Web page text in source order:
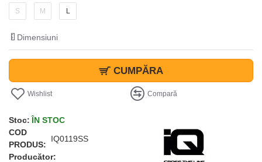
S M L
Dimensiuni
CUMPĂRA
Wishlist Compară
Stoc: ÎN STOC
COD
PRODUS:
IQ0119SS
Producător: